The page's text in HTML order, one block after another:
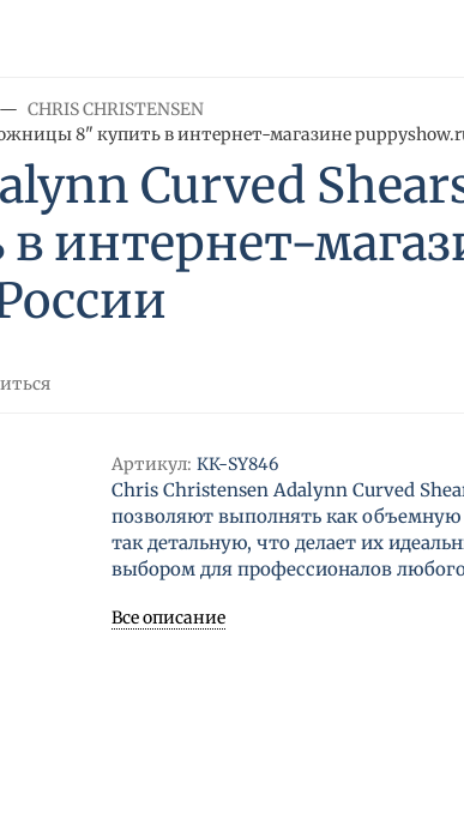
CHRIS CHRISTENSEN
8" купить в интернет-магазине
Curved
интернет-
Артикул: КК-SY846
Chris Christensen Adalynn Curved
позволяют выполнять как объемную
так детальную, что делает их
выбором для профессионалов
Все описание